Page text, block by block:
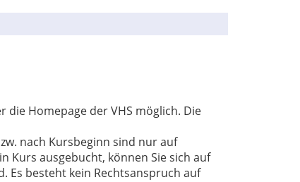
Homepage der VHS möglich. Die
nach Kursbeginn sind nur auf
Kurs ausgebucht, können Sie sich auf
Es besteht kein Rechtsanspruch auf